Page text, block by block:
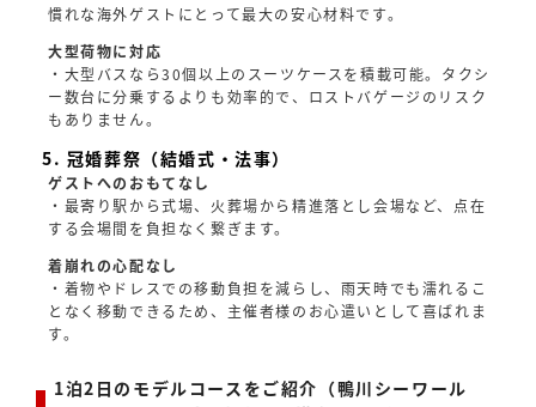
慣れな海外ゲストにとって最大の安心材料です。
大型荷物に対応
・大型バスなら30個以上のスーツケースを積載可能。タクシ
ー数台に分乗するよりも効率的で、ロストバゲージのリスク
もありません。
5. 冠婚葬祭（結婚式・法事）
ゲストへのおもてなし
・最寄り駅から式場、火葬場から精進落とし会場など、点在
する会場間を負担なく繋ぎます。
着崩れの心配なし
・着物やドレスでの移動負担を減らし、雨天時でも濡れるこ
となく移動できるため、主催者様のお心遣いとして喜ばれま
す。
1泊2日のモデルコースをご紹介（鴨川シーワール